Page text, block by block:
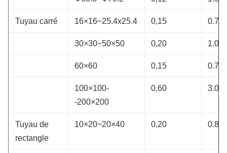
Tuyau carré 16×16~25.4x25.4 0,15
30×30~50×50 0,20
60×60 0,15
100×100-
-200×200
0,60
Tuyau de
rectangle
10×20~20×40 0,20